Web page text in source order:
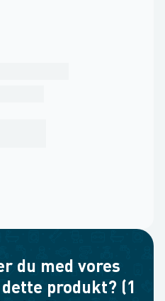
du med vores
produkt? (1